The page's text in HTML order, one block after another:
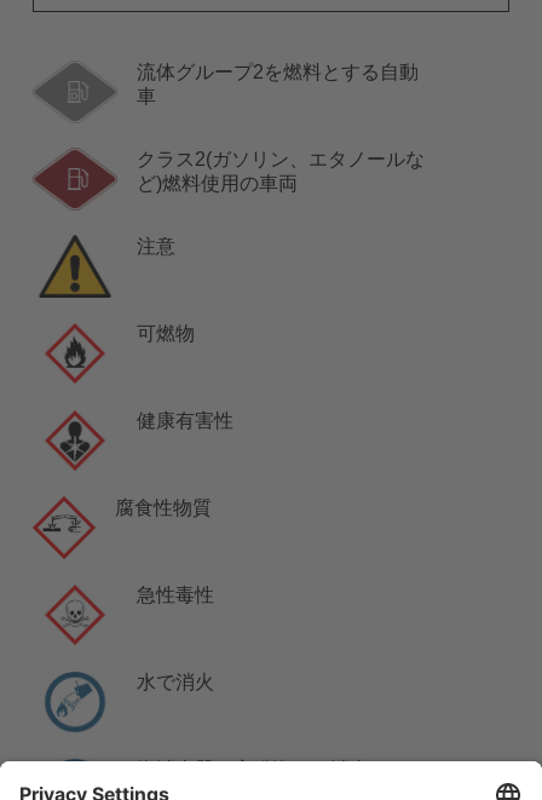
流体グループ2を燃料とする自動
車
クラス2(ガソリン、エタノールな
ど)燃料使用の車両
注意
可燃物
健康有害性
腐食性物質
急性毒性
水で消火